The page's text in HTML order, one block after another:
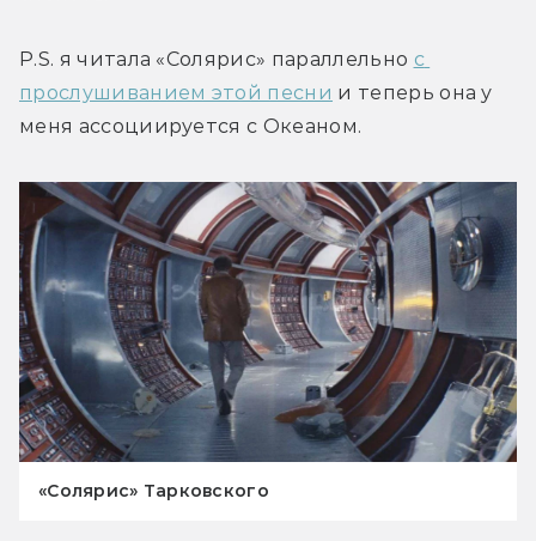
P.S. я читала «Солярис» параллельно с
прослушиванием этой песни и теперь она у
меня ассоциируется с Океаном.
«Солярис» Тарковского